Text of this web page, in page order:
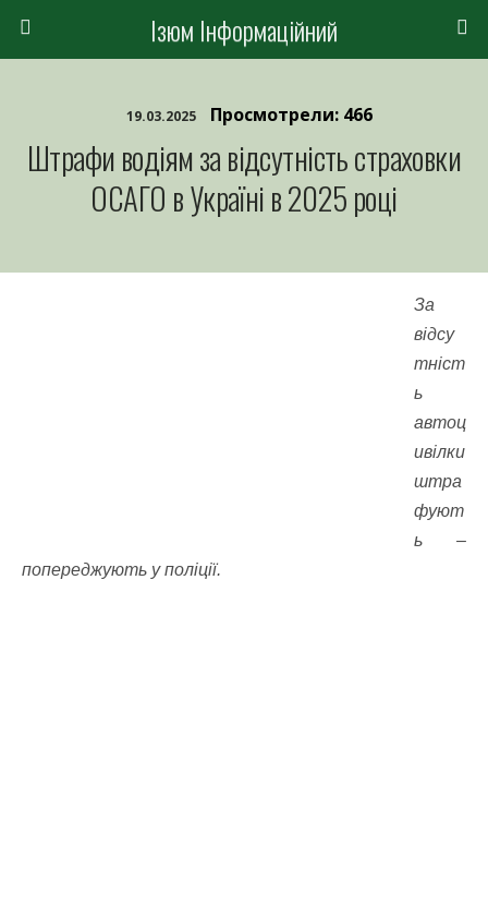
Ізюм Інформаційний
19.03.2025 Просмотрели: 466
Штрафи водіям за відсутність страховки
ОСАГО в Україні в 2025 році
За
відсу
тніст
ь
автоц
ивілки
штра
фуют
ь –
попереджують у поліції.